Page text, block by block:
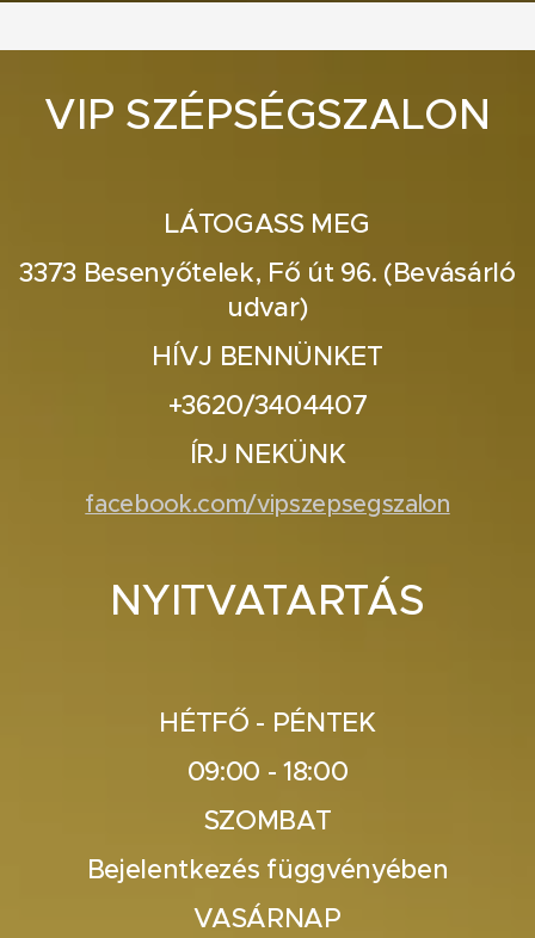
VIP SZÉPSÉGSZALON
LÁTOGASS MEG
3373 Besenyőtelek, Fő út 96. (Bevásárló
udvar)
HÍVJ BENNÜNKET
+3620/3404407
ÍRJ NEKÜNK
facebook.com/vipszepsegszalon
NYITVATARTÁS
HÉTFŐ - PÉNTEK
09:00 - 18:00
SZOMBAT
Bejelentkezés függvényében
VASÁRNAP